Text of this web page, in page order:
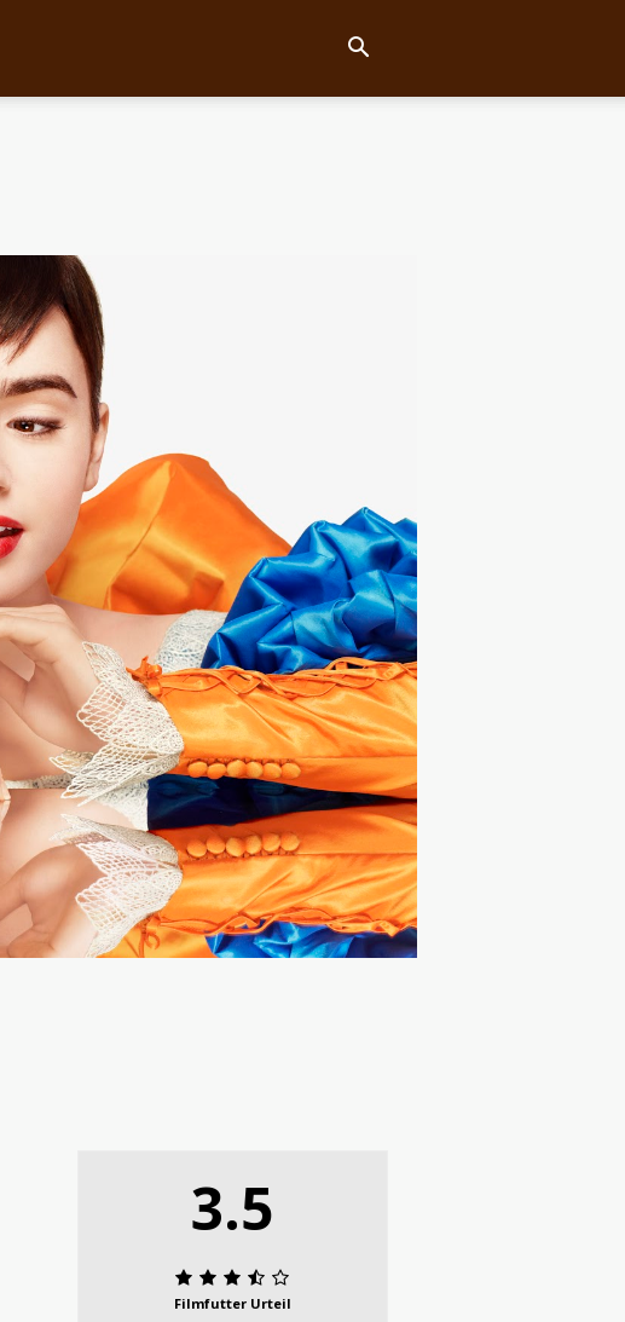
3.5
Filmfutter Urteil